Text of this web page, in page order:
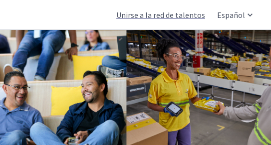
Unirse a la red de talentos Español